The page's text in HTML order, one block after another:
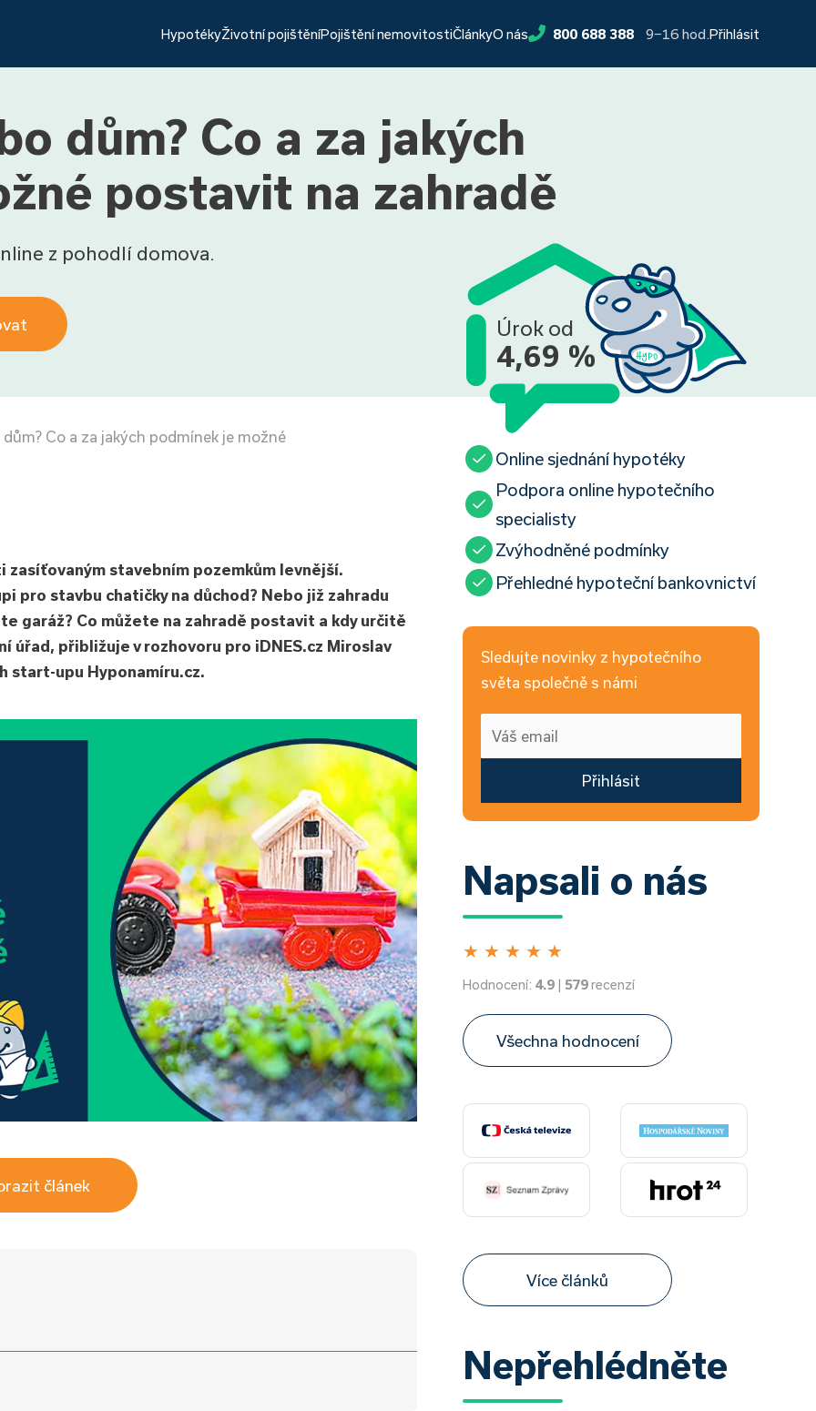
HypotékyŽivotní pojištěníPojištění nemovitostiČlánkyO nás 800 688 388 9−16 hod. Přihlásit
dům? Co a za jakých
postavit na zahradě
z pohodlí domova.
Úrok od
4,69 %
Co a za jakých podmínek je možné
zasíťovaným stavebním pozemkům levnější.
pro stavbu chatičky na důchod? Nebo již zahradu
garáž? Co můžete na zahradě postavit a kdy určitě
úřad, přibližuje v rozhovoru pro iDNES.cz Miroslav
start-upu Hyponamíru.cz.
článek
Online sjednání hypotéky
Podpora online hypotečního
specialisty
Zvýhodněné podmínky
Přehledné hypoteční bankovnictví
Sledujte novinky z hypotečního
světa společně s námi
Přihlásit
Napsali o nás
★ ★ ★ ★ ★
Hodnocení: 4.9 | 579recenzí
Všechna hodnocení
Více článků
Nepřehlédněte